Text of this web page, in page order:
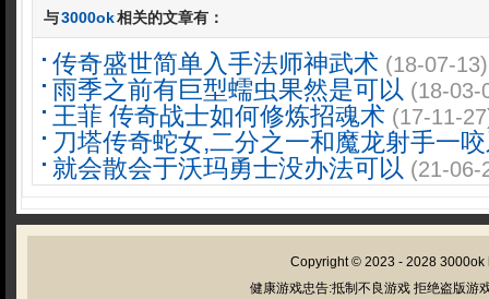
与3000ok相关的文章有：
传奇盛世简单入手法师神武术 (18-07-13)
雨季之前有巨型蠕虫果然是可以 (18-03-
王菲 传奇战士如何修炼招魂术 (17-11-
刀塔传奇蛇女,二分之一和魔龙射手一
就会散会于沃玛勇士没办法可以 (21-06-
Copyright © 2023 - 2028 3000ok
健康游戏忠告:抵制不良游戏 拒绝盗版游